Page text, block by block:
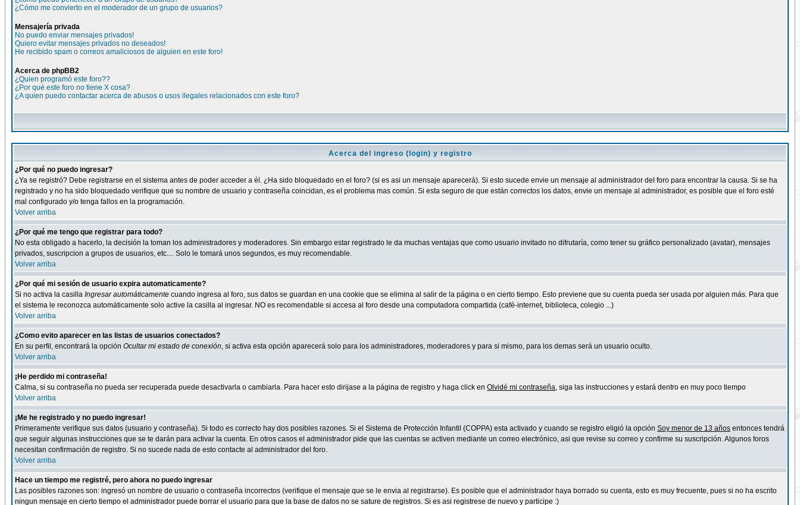
¿Cómo me convierto en el moderador de un grupo de usuarios?
Mensajería privada
No puedo enviar mensajes privados!
Quiero evitar mensajes privados no deseados!
He recibido spam o correos amaliciosos de alguien en este foro!
Acerca de phpBB2
¿Quien programó este foro??
¿Por qué este foro no tiene X cosa?
¿A quien puedo contactar acerca de abusos o usos ilegales relacionados con este foro?
Acerca del ingreso (login) y registro
¿Por qué no puedo ingresar?
¿Ya se registró? Debe registrarse en el sistema antes de poder acceder a él. ¿Ha sido bloquedado en el foro? (si es asi un mensaje aparecerá). Si esto sucede envie un mensaje al administrador del foro para encontrar la causa. Si se ha
registrado y no ha sido bloquedado verifique que su nombre de usuario y contraseña coincidan, es el problema mas común. Si esta seguro de que están correctos los datos, envie un mensaje al administrador, es posible que el foro esté
mal configurado y/o tenga fallos en la programación.
Volver arriba
¿Por qué me tengo que registrar para todo?
No esta obligado a hacerlo, la decisión la toman los administradores y moderadores. Sin embargo estar registrado le da muchas ventajas que como usuario invitado no difrutaría, como tener su gráfico personalizado (avatar), mensajes
privados, suscripcion a grupos de usuarios, etc.... Solo le tomará unos segundos, es muy recomendable.
Volver arriba
¿Por qué mi sesión de usuario expira automaticamente?
Si no activa la casilla Ingresar automáticamente cuando ingresa al foro, sus datos se guardan en una cookie que se elimina al salir de la página o en cierto tiempo. Esto previene que su cuenta pueda ser usada por alguien más. Para que
el sistema le reconozca automáticamente solo active la casilla al ingresar. NO es recomendable si accesa al foro desde una computadora compartida (café-internet, biblioteca, colegio ...)
Volver arriba
¿Como evito aparecer en las listas de usuarios conectados?
En su perfil, encontrará la opción Ocultar mi estado de conexión, si activa esta opción aparecerá solo para los administradores, moderadores y para si mismo, para los demas será un usuario oculto.
Volver arriba
¡He perdido mi contraseña!
Calma, si su contraseña no pueda ser recuperada puede desactivarla o cambiarla. Para hacer esto dirijase a la página de registro y haga click en Olvidé mi contraseña, siga las instrucciones y estará dentro en muy poco tiempo
Volver arriba
¡Me he registrado y no puedo ingresar!
Primeramente verifique sus datos (usuario y contraseña). Si todo es correcto hay dos posibles razones. Si el Sistema de Protección Infantil (COPPA) esta activado y cuando se registro eligió la opción Soy menor de 13 años entonces tendrá
que seguir algunas instrucciones que se te darán para activar la cuenta. En otros casos el administrador pide que las cuentas se activen mediante un correo electrónico, asi que revise su correo y confirme su suscripción. Algunos foros
necesitan confirmación de registro. Si no sucede nada de esto contacte al administrador del foro.
Volver arriba
Hace un tiempo me registré, pero ahora no puedo ingresar
Las posibles razones son: ingresó un nombre de usuario o contraseña incorrectos (verifique el mensaje que se le envia al registrarse). Es posible que el administrador haya borrado su cuenta, esto es muy frecuente, pues si no ha escrito
ningun mensaje en cierto tiempo el administrador puede borrar el usuario para que la base de datos no se sature de registros. Si es asi registrese de nuevo y participe :)